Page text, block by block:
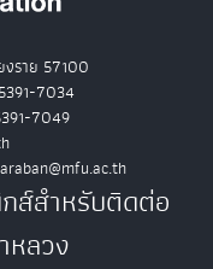
งราย 57100
7034
7049
ส์สำหรับติดต่อ
หลวง